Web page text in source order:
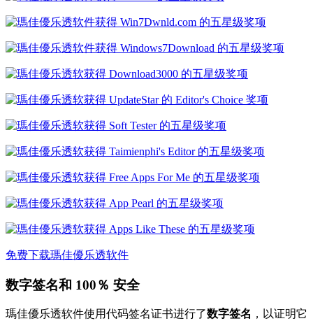
免费下载瑪佳優乐透软件
数字签名和 100％ 安全
瑪佳優乐透软件使用代码签名证书进行了数字签名 ，以证明它